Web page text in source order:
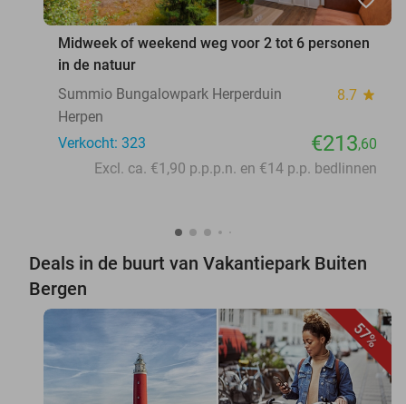
Midweek of weekend weg voor 2 tot 6 personen
in de natuur
Summio Bungalowpark Herperduin
8.7 star
Herpen
Verkocht: 323
€213,60
Excl. ca. €1,90 p.p.p.n. en €14 p.p. bedlinnen
Deals in de buurt van Vakantiepark Buiten
Bergen
57%